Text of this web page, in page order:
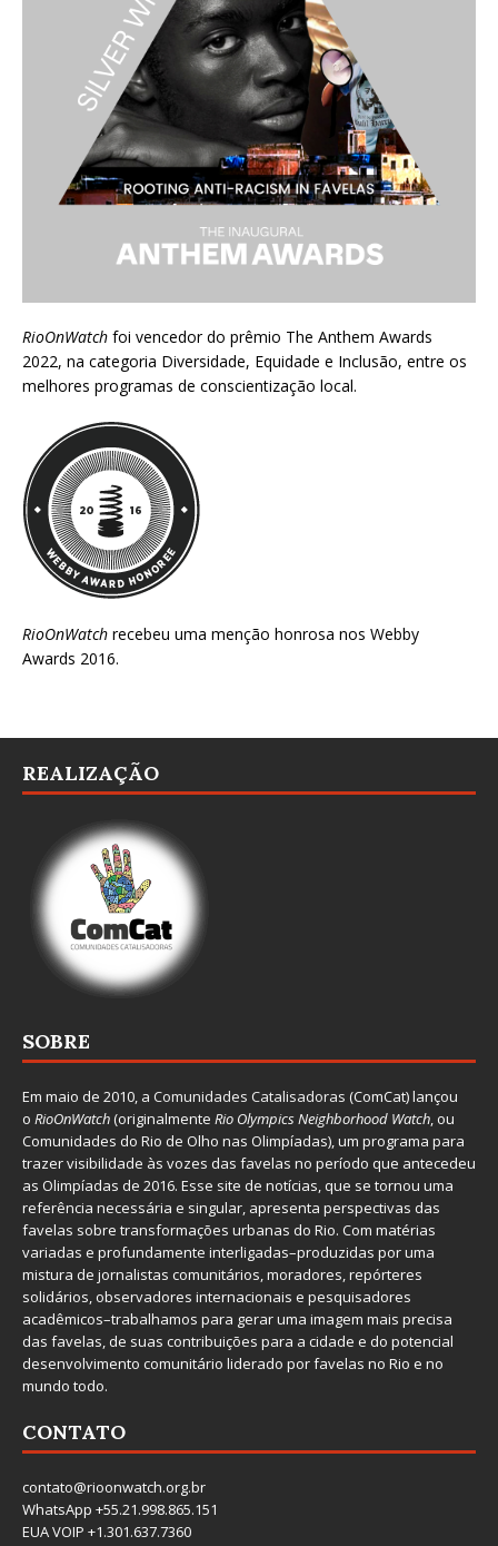
RioOnWatch foi vencedor do prêmio The Anthem Awards
2022, na categoria Diversidade, Equidade e Inclusão, entre os
melhores programas de conscientização local.
RioOnWatch recebeu uma menção honrosa nos Webby
Awards 2016.
REALIZAÇÃO
SOBRE
Em maio de 2010, a Comunidades Catalisadoras (ComCat) lançou
o RioOnWatch(originalmente Rio Olympics Neighborhood Watch, ou
Comunidades do Rio de Olho nas Olimpíadas), um programa para
trazer visibilidade às vozes das favelas no período que antecedeu
as Olimpíadas de 2016. Esse site de notícias, que se tornou uma
referência necessária e singular, apresenta perspectivas das
favelas sobre transformações urbanas do Rio. Com matérias
variadas e profundamente interligadas–produzidas por uma
mistura de jornalistas comunitários, moradores, repórteres
solidários, observadores internacionais e pesquisadores
acadêmicos–trabalhamos para gerar uma imagem mais precisa
das favelas, de suas contribuições para a cidade e do potencial
desenvolvimento comunitário liderado por favelas no Rio e no
mundo todo.
CONTATO
contato@rioonwatch.org.br
WhatsApp +55.21.998.865.151
EUA VOIP +1.301.637.7360